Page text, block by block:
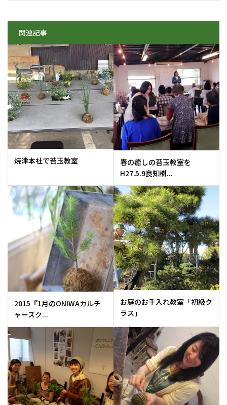
関連記事
焼津本社で苔玉教室
春の癒しの苔玉教室を
H27.5.9良知樹...
2015『1月のONIWAカルチ
ャースク...
お庭のお手入れ教室「初級ク
ラス」